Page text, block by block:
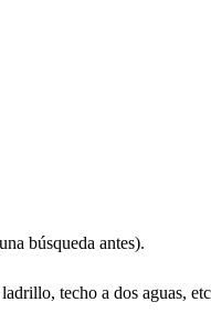
búsqueda antes).
techo a dos aguas,